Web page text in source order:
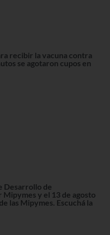
recibir la vacuna contra
se agotaron cupos en
Desarrollo de
y el 13 de agosto
las Mipymes. Escuchá la